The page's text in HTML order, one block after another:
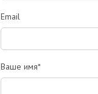
Email
Ваше имя*